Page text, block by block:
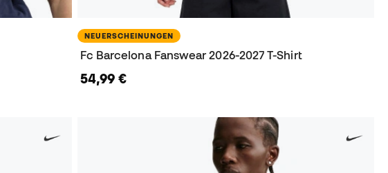
NEUERSCHEINUNGEN
Fc Barcelona Fanswear 2026-2027 T-Shirt
54,99 €